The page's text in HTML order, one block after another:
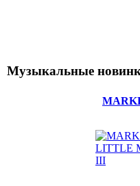
Музыкальные